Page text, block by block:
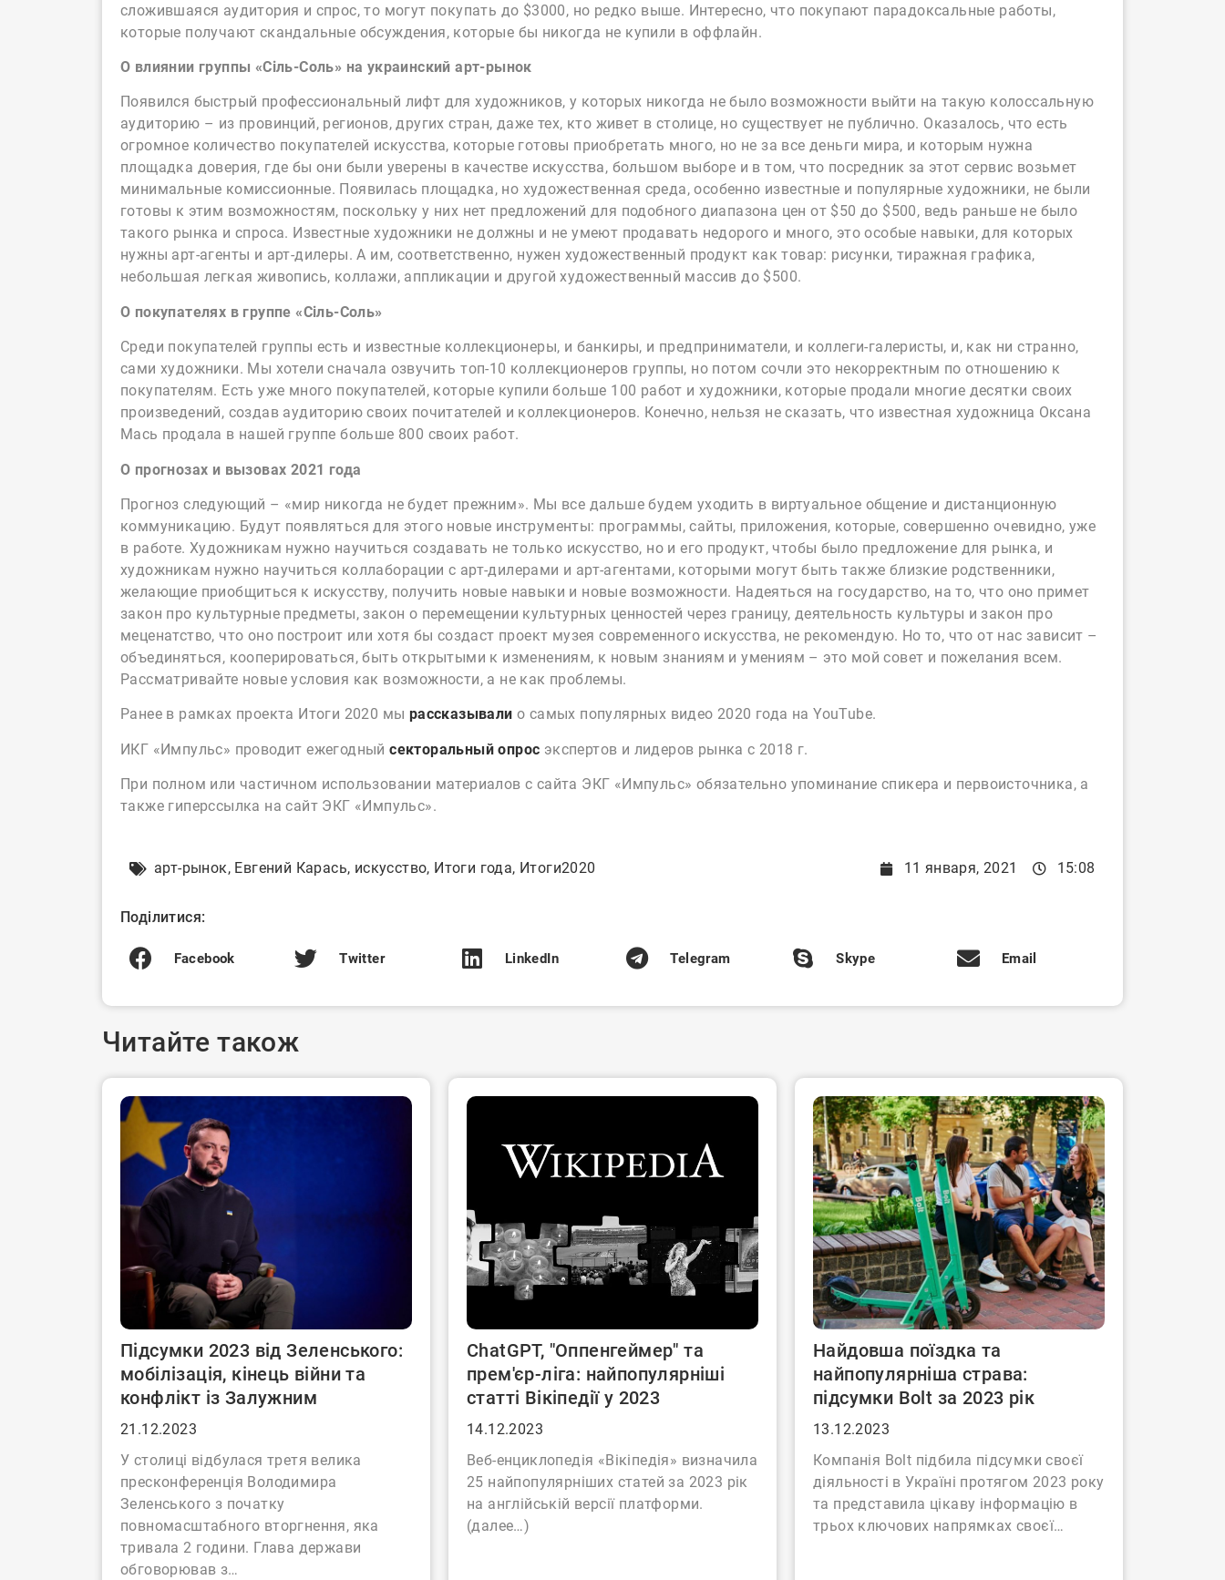
сложившаяся аудитория и спрос, то могут покупать до $3000, но редко выше. Интересно, что покупают парадоксальные работы,
которые получают скандальные обсуждения, которые бы никогда не купили в оффлайн.
О влиянии группы «Сіль-Соль» на украинский арт-рынок
Появился быстрый профессиональный лифт для художников, у которых никогда не было возможности выйти на такую колоссальную
аудиторию – из провинций, регионов, других стран, даже тех, кто живет в столице, но существует не публично. Оказалось, что есть
огромное количество покупателей искусства, которые готовы приобретать много, но не за все деньги мира, и которым нужна
площадка доверия, где бы они были уверены в качестве искусства, большом выборе и в том, что посредник за этот сервис возьмет
минимальные комиссионные. Появилась площадка, но художественная среда, особенно известные и популярные художники, не были
готовы к этим возможностям, поскольку у них нет предложений для подобного диапазона цен от $50 до $500, ведь раньше не было
такого рынка и спроса. Известные художники не должны и не умеют продавать недорого и много, это особые навыки, для которых
нужны арт-агенты и арт-дилеры. А им, соответственно, нужен художественный продукт как товар: рисунки, тиражная графика,
небольшая легкая живопись, коллажи, аппликации и другой художественный массив до $500.
О покупателях в группе «Сіль-Соль»
Среди покупателей группы есть и известные коллекционеры, и банкиры, и предприниматели, и коллеги-галеристы, и, как ни странно,
сами художники. Мы хотели сначала озвучить топ-10 коллекционеров группы, но потом сочли это некорректным по отношению к
покупателям. Есть уже много покупателей, которые купили больше 100 работ и художники, которые продали многие десятки своих
произведений, создав аудиторию своих почитателей и коллекционеров. Конечно, нельзя не сказать, что известная художница Оксана
Мась продала в нашей группе больше 800 своих работ.
О прогнозах и вызовах 2021 года
Прогноз следующий – «мир никогда не будет прежним». Мы все дальше будем уходить в виртуальное общение и дистанционную
коммуникацию. Будут появляться для этого новые инструменты: программы, сайты, приложения, которые, совершенно очевидно, уже
в работе. Художникам нужно научиться создавать не только искусство, но и его продукт, чтобы было предложение для рынка, и
художникам нужно научиться коллаборации с арт-дилерами и арт-агентами, которыми могут быть также близкие родственники,
желающие приобщиться к искусству, получить новые навыки и новые возможности. Надеяться на государство, на то, что оно примет
закон про культурные предметы, закон о перемещении культурных ценностей через границу, деятельность культуры и закон про
меценатство, что оно построит или хотя бы создаст проект музея современного искусства, не рекомендую. Но то, что от нас зависит –
объединяться, кооперироваться, быть открытыми к изменениям, к новым знаниям и умениям – это мой совет и пожелания всем.
Рассматривайте новые условия как возможности, а не как проблемы.
Ранее в рамках проекта Итоги 2020 мы рассказывали о самых популярных видео 2020 года на YouTube.
ИКГ «Импульс» проводит ежегодныйсекторальный опрос экспертов и лидеров рынка с 2018 г.
При полном или частичном использовании материалов с сайта ЭКГ «Импульс» обязательно упоминание спикера и первоисточника, а
также гиперссылка на сайт ЭКГ «Импульс».
арт-рынок, Евгений Карась, искусство, Итоги года, Итоги2020 11 января, 2021 15:08
Поділитися:
Facebook Twitter LinkedIn Telegram Skype Email
Читайте також
Підсумки 2023 від Зеленського:
мобілізація, кінець війни та
конфлікт із Залужним
21.12.2023
У столиці відбулася третя велика
пресконференція Володимира
Зеленського з початку
повномасштабного вторгнення, яка
тривала 2 години. Глава держави
обговорював з…
ChatGPT, "Оппенгеймер" та
прем'єр-ліга: найпопулярніші
статті Вікіпедії у 2023
14.12.2023
Веб-енциклопедія «Вікіпедія» визначила
25 найпопулярніших статей за 2023 рік
на англійській версії платформи.
(далее…)
Найдовша поїздка та
найпопулярніша страва:
підсумки Bolt за 2023 рік
13.12.2023
Компанія Bolt підбила підсумки своєї
діяльності в Україні протягом 2023 року
та представила цікаву інформацію в
трьох ключових напрямках своєї…